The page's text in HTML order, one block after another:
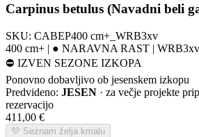
Carpinus betulus (Navadni beli
SKU: CABEP400 cm+_WRB3xv
400 cm+ | ● NARAVNA RAST | WRB3xv
⛔ IZVEN SEZONE IZKOPA
Ponovno dobavljivo ob jesenskem izkopu
Predvideno: JESEN · za večje projekte
rezervacijo
411,00 €
💛 Seznam želja kmalu